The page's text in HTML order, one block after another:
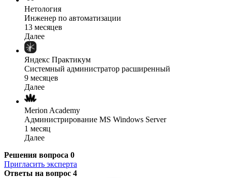
Нетология
Инженер по автоматизации
13 месяцев
Далее
Яндекс Практикум
Системный администратор расширенный
9 месяцев
Далее
Merion Academy
Администрирование MS Windows Server
1 месяц
Далее
Решения вопроса 0
Пригласить эксперта
Ответы на вопрос 4